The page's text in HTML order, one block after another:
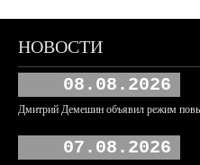
НОВОСТИ
08.08.2026
Дмитрий Демешин объявил режим
07.08.2026